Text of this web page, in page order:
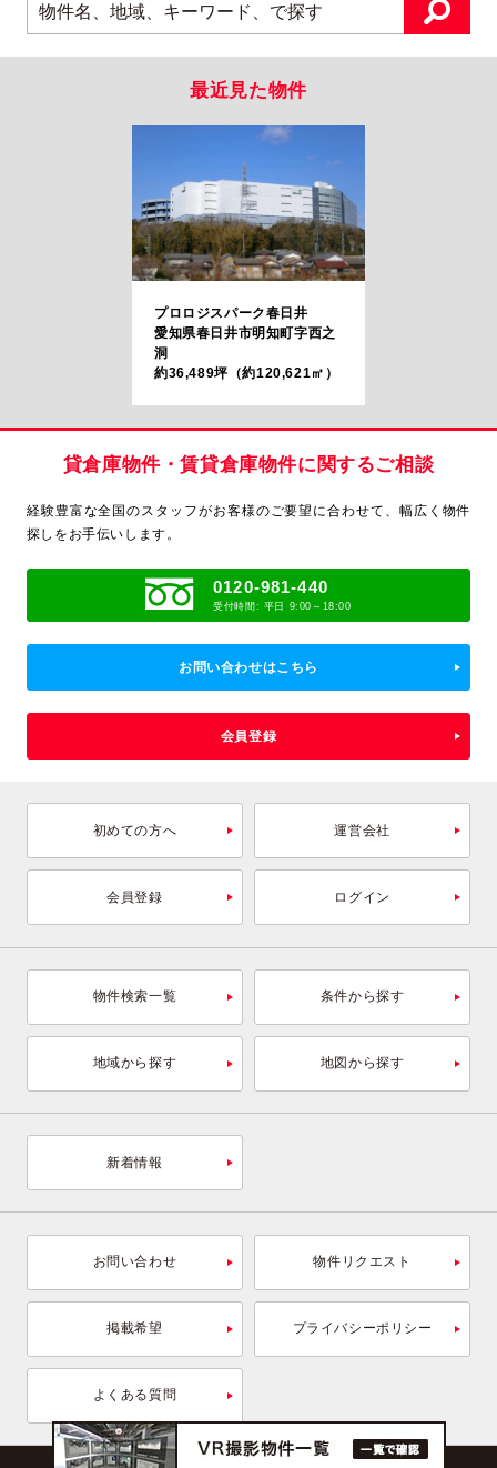
最近見た物件
プロロジスパーク春日井
愛知県春日井市明知町字西之
洞
約36,489坪（約120,621㎡）
貸倉庫物件・賃貸倉庫物件に関するご相談
経験豊富な全国のスタッフがお客様のご要望に合わせて、 幅広く物件
探しをお手伝いします。
0120-981-440
受付時間: 平日 9:00～18:00
お問い合わせはこちら
会員登録
初めての方へ 運営会社
会員登録 ログイン
物件検索一覧 条件から探す
地域から探す 地図から探す
新着情報
お問い合わせ 物件リクエスト
掲載希望 プライバシーポリシー
よくある質問